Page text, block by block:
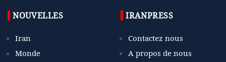
NOUVELLES
Iran
Monde
IRANPRESS
Contactez nous
A propos de nous